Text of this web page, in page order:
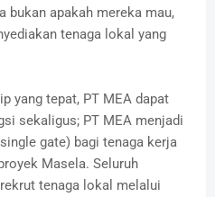
bukan apakah mereka mau,
tenaga lokal yang
yang tepat, PT MEA dapat
sekaligus; PT MEA menjadi
gate) bagi tenaga kerja
Masela. Seluruh
tenaga lokal melalui